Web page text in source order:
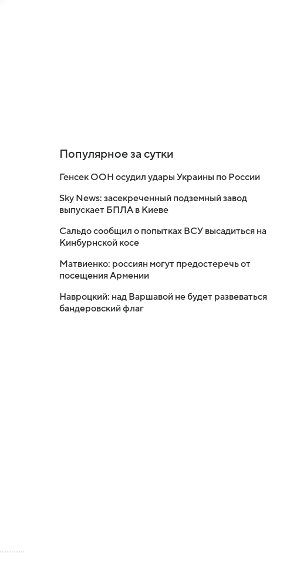
Популярное за сутки
Генсек ООН осудил удары Украины по России
Sky News: засекреченный подземный завод
выпускает БПЛА в Киеве
Сальдо сообщил о попытках ВСУ высадиться на
Кинбурнской косе
Матвиенко: россиян могут предостеречь от
посещения Армении
Навроцкий: над Варшавой не будет развеваться
бандеровский флаг